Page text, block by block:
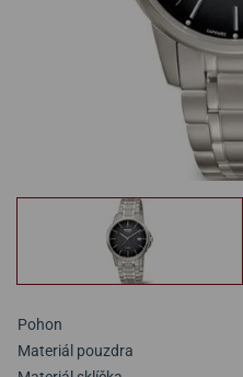
Pohon
Materiál pouzdra